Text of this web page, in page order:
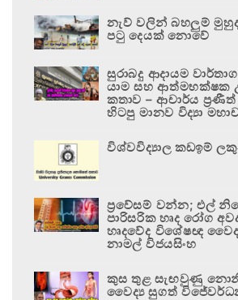
නැව් වලින් බහලුම්
පටු දෙයක් නොවේ
සුරාබදු ආදායම
යාම සහ ආත්මභක්ෂක
කතාව – ආචාර්ය
හිටපු මානව විද්‍යා
විශ්වවිද්‍යාල කඩඉම්
ප්‍රවේසම් වන්න; එල්
පාරිසරික හෘද රෝග
හෘදවේද විශේෂඥ
නාමල් විජයසිංහ
කුස තුළ සැඟවුණු
වෛද්‍ය සුගත්